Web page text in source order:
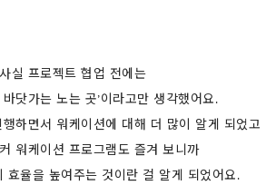
사실 프로젝트 협업 전에는
바닷가는 노는 곳’이라고만 생각했어요.
하면서 워케이션에 대해 더 많이 알게 되었고
워케이션 프로그램도 즐겨 보니까
효율을 높여주는 것이란 걸 알게 되었어요.